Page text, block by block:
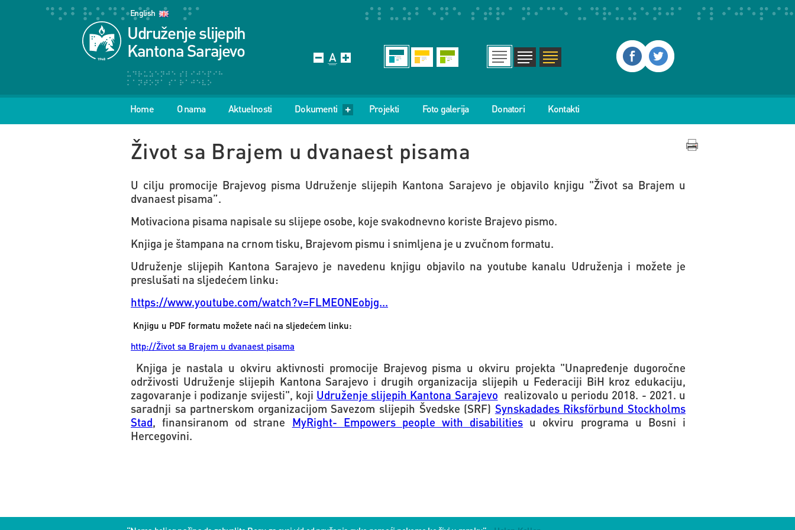
English
Udruženje slijepih
Kantona Sarajevo
Home O nama Aktuelnosti Dokumenti Projekti Foto galerija Donatori Kontakti
Život sa Brajem u dvanaest pisama
U cilju promocije Brajevog pisma Udruženje slijepih Kantona Sarajevo je objavilo knjigu "Život sa Brajem u
dvanaest pisama”.
Motivaciona pisama napisale su slijepe osobe, koje svakodnevno koriste Brajevo pismo.
Knjiga je štampana na crnom tisku, Brajevom pismu i snimljena je u zvučnom formatu.
Udruženje slijepih Kantona Sarajevo je navedenu knjigu objavilo na youtube kanalu Udruženja i možete je
preslušati na sljedećem linku:
https://www.youtube.com/watch?v=FLMEONEobjg...
Knjigu u PDF formatu možete naći na sljedećem linku:
http://Život sa Brajem u dvanaest pisama
Knjiga je nastala u okviru aktivnosti promocije Brajevog pisma u okviru projekta "Unapređenje dugoročne
održivosti Udruženje slijepih Kantona Sarajevo i drugih organizacija slijepih u Federaciji BiH kroz edukaciju,
zagovaranje i podizanje svijesti", koji Udruženje slijepih Kantona Sarajevo realizovalo u periodu 2018. - 2021. u
saradnji sa partnerskom organizacijom Savezom slijepih Švedske (SRF) Synskadades Riksförbund Stockholms
Stad, finansiranom od strane MyRight- Empowers people with disabilities u okviru programa u Bosni i
Hercegovini.